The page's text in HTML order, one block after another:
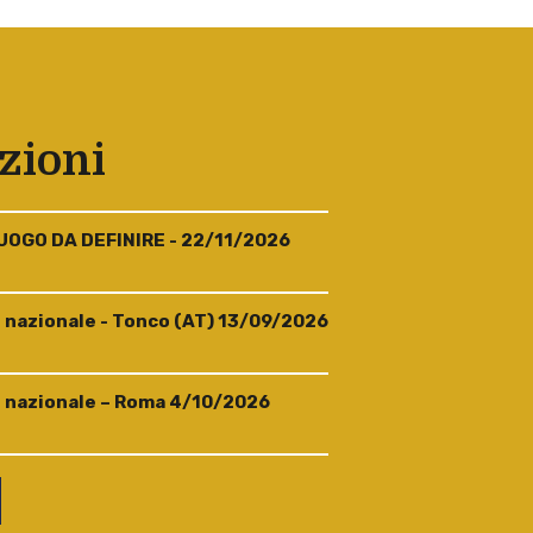
DA DEFINIRE - 22/11/2026
- Tonco (AT) 13/09/2026
– Roma 4/10/2026